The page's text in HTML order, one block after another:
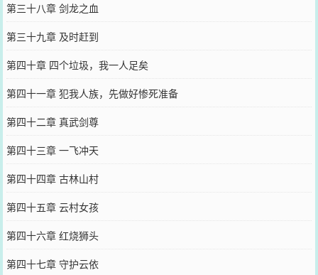
第三十八章 剑龙之血
第三十九章 及时赶到
第四十章 四个垃圾，我一人足矣
第四十一章 犯我人族，先做好惨死准备
第四十二章 真武剑尊
第四十三章 一飞冲天
第四十四章 古林山村
第四十五章 云村女孩
第四十六章 红烧狮头
第四十七章 守护云依